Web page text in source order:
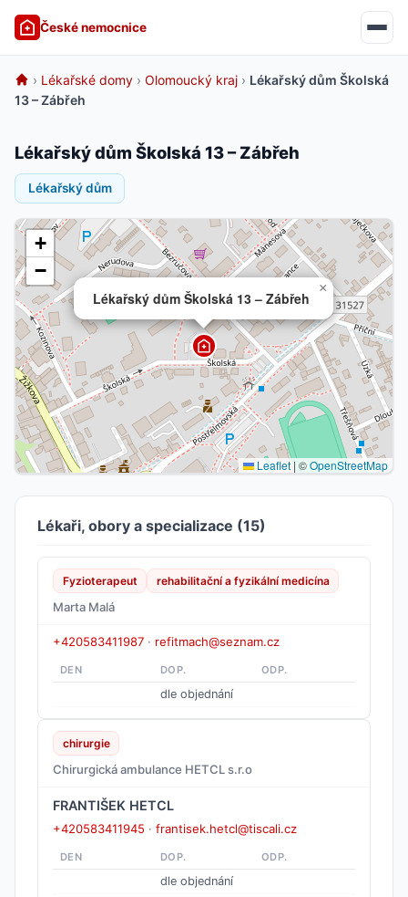
České nemocnice
› Lékařské domy › Olomoucký kraj › Lékařský dům Školská
13 – Zábřeh
Lékařský dům Školská 13 – Zábřeh
Lékařský dům
Lékařský dům Školská 13 – Zábřeh
×
+
−
Leaflet | ©OpenStreetMap
Lékaři, obory a specializace (15)
Fyzioterapeut rehabilitační a fyzikální medicína
Marta Malá
+420583411987 · refitmach@seznam.cz
DEN DOP. ODP.
dle objednání
chirurgie
Chirurgická ambulance HETCL s.r.o
FRANTIŠEK HETCL
+420583411945 · frantisek.hetcl@tiscali.cz
DEN DOP. ODP.
dle objednání